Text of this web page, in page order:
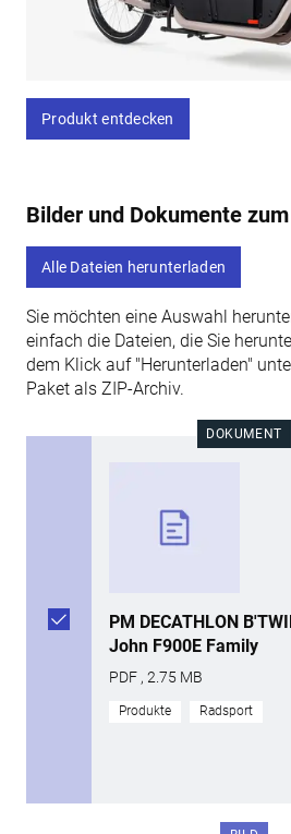
Produkt entdecken
Bilder und Dokumente
Alle Dateien herunterladen
Sie möchten eine Auswahl
einfach die Dateien, die Sie
dem Klick auf "Herunterladen"
Paket als ZIP-Archiv.
DOKUMENT
PM DECATHLON
John F900E Family
PDF , 2.75 MB
Produkte Radsport